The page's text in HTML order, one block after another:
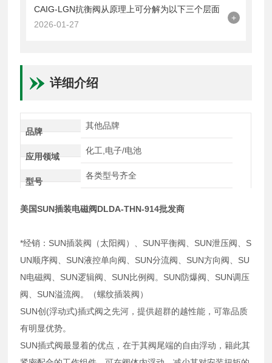
CAIG-LGN抗衡阀从原理上可分解为以下三个层面
2026-01-27
+
详细介绍
品牌
其他品牌
应用领域
化工,电子/电池
型号
各类型号齐全
美国SUN插装电磁阀DLDA-THN-914批发商
*经销：SUN插装阀（太阳阀）、SUN平衡阀、SUN泄压阀、S
UN顺序阀、SUN液控单向阀、SUN分流阀、SUN方向阀、SU
N电磁阀、SUN逻辑阀、SUN比例阀。SUN防爆阀、SUN调压
阀、SUN溢流阀。（螺纹插装阀）
SUN创(浮动式)插式阀之先河，提供超群的越性能，可靠品质
有明显优势。
SUN插式阀最显着的优点，在于其阀尾端的自由浮动，籍此其